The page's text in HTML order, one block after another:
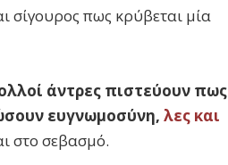
σίγουρος πως κρύβεται μία
άντρες πιστεύουν πως
ευγνωμοσύνη, λες και
στο σεβασμό.